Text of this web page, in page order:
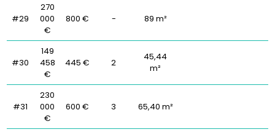
#29
270
000
€
800 € - 89 m²
#30
149
458
€
445 € 2
45,44
m²
#31
230
000
€
600 € 3 65,40 m²